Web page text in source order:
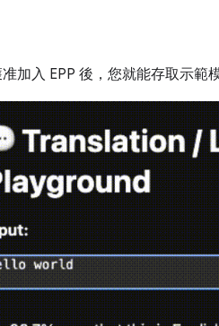
加入 EPP 後，您就能存取示範